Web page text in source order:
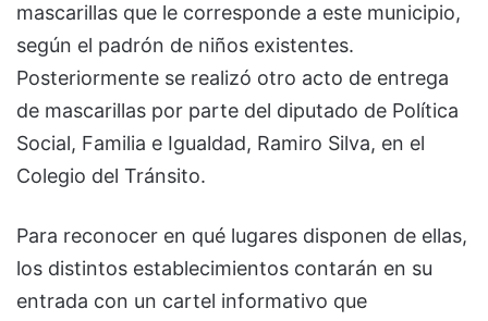
mascarillas que le corresponde a este municipio,
según el padrón de niños existentes.
Posteriormente se realizó otro acto de entrega
de mascarillas por parte del diputado de Política
Social, Familia e Igualdad, Ramiro Silva, en el
Colegio del Tránsito.
Para reconocer en qué lugares disponen de ellas,
los distintos establecimientos contarán en su
entrada con un cartel informativo que